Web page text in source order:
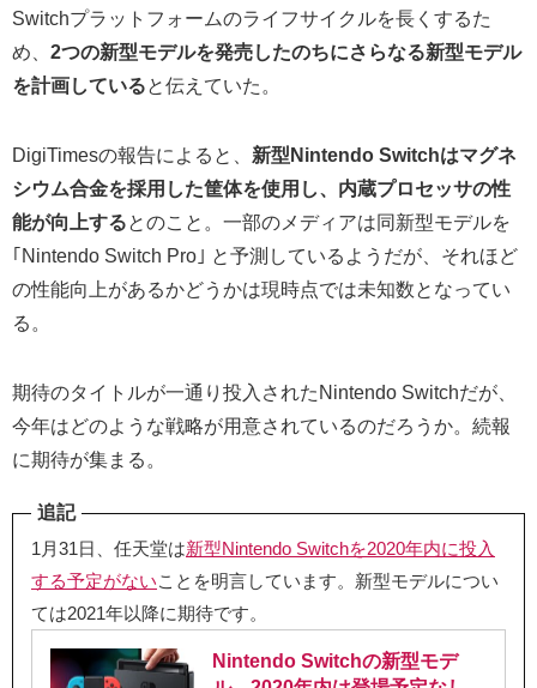
Switchプラットフォームのライフサイクルを長くするた
め、 2つの新型モデルを発売したのちにさらなる新型モデル
を計画していると伝えていた。
DigiTimesの報告によると、 新型Nintendo Switchはマグネ
シウム合金を採用した筐体を使用し、内蔵プロセッサの性
能が向上するとのこと。一部のメディアは同新型モデルを
｢Nintendo Switch Pro｣ と予測しているようだが、それほど
の性能向上があるかどうかは現時点では未知数となってい
る。
期待のタイトルが一通り投入されたNintendo Switchだが、
今年はどのような戦略が用意されているのだろうか。続報
に期待が集まる。
追記
1月31日、任天堂は新型Nintendo Switchを2020年内に投入
する予定がないことを明言しています。新型モデルについ
ては2021年以降に期待です。
Nintendo Switchの新型モデ